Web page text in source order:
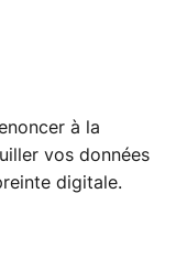
à la
vos données
digitale.